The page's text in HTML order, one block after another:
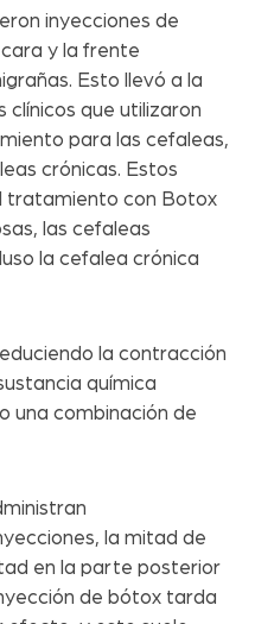
inyecciones de
y la frente
Esto llevó a la
clínicos que utilizaron
para las cefaleas,
crónicas. Estos
tratamiento con Botox
las cefaleas
la cefalea crónica
la contracción
química
una combinación de
la mitad de
en la parte posterior
de bótox tarda